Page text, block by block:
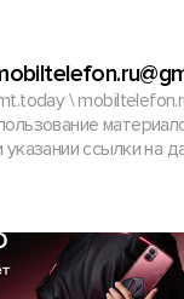
\
ссылки на